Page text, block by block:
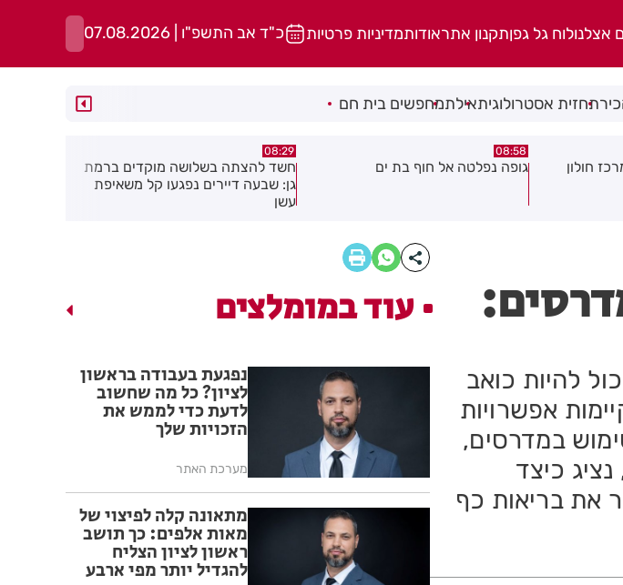
אצלנולוח גל גפןתקנון אתראודותמדיניות פרטיות כ"ד אב התשפ"ו | 07.08.2026
תחזית אסטרולוגיתאילתמחפשים בית חם
08:29
חשד להצתה בשלושה מוקדים ברמת
05:43
הסוף לקורקינטים הציבוריים בחולון
להיות כואב
אפשרויות
במדרסים,
כיצד
את בריאות כף
עוד במומלצים
נפגעת בעבודה בראשון
לציון? כל מה שחשוב
לדעת כדי לממש את
הזכויות שלך
מערכת האתר
מתאונה קלה לפיצוי של
מאות אלפים: כך תושב
ראשון לציון הצליח
להגדיל יותר מפי ארבע